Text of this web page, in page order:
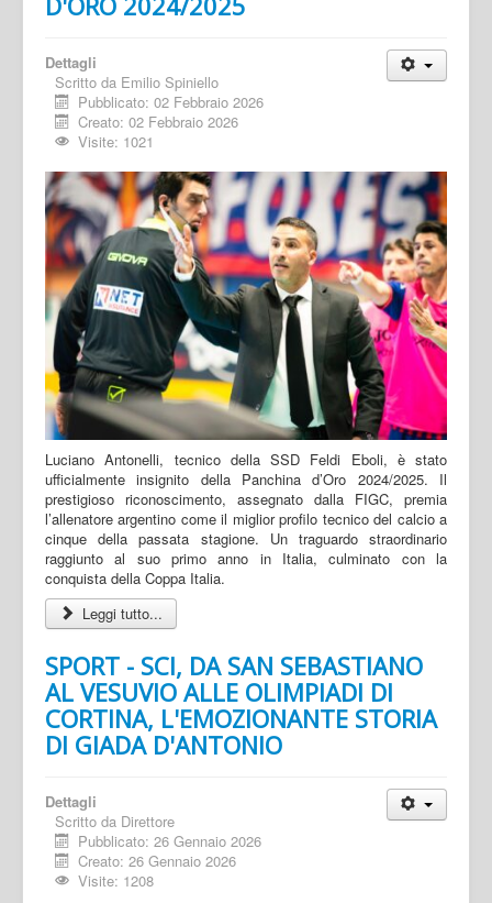
Dettagli
Scritto da Emilio Spiniello
Pubblicato: 02 Febbraio 2026
Creato: 02 Febbraio 2026
Visite: 1021
Luciano Antonelli, tecnico della SSD Feldi Eboli, è stato
ufficialmente insignito della Panchina d’Oro 2024/2025. Il
prestigioso riconoscimento, assegnato dalla FIGC, premia
l’allenatore argentino come il miglior profilo tecnico del calcio a
cinque della passata stagione. Un traguardo straordinario
raggiunto al suo primo anno in Italia, culminato con la
conquista della Coppa Italia.
Leggi tutto...
SPORT - SCI, DA SAN SEBASTIANO
AL VESUVIO ALLE OLIMPIADI DI
CORTINA, L'EMOZIONANTE STORIA
DI GIADA D'ANTONIO
Dettagli
Scritto da Direttore
Pubblicato: 26 Gennaio 2026
Creato: 26 Gennaio 2026
Visite: 1208